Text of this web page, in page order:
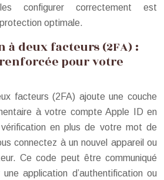
configurer correctement est
optimale.
deux facteurs (2FA) :
pour votre
facteurs (2FA) ajoute une couche
à votre compte Apple ID en
en plus de votre mot de
connectez à un nouvel appareil ou
Ce code peut être communiqué
application d’authentification ou